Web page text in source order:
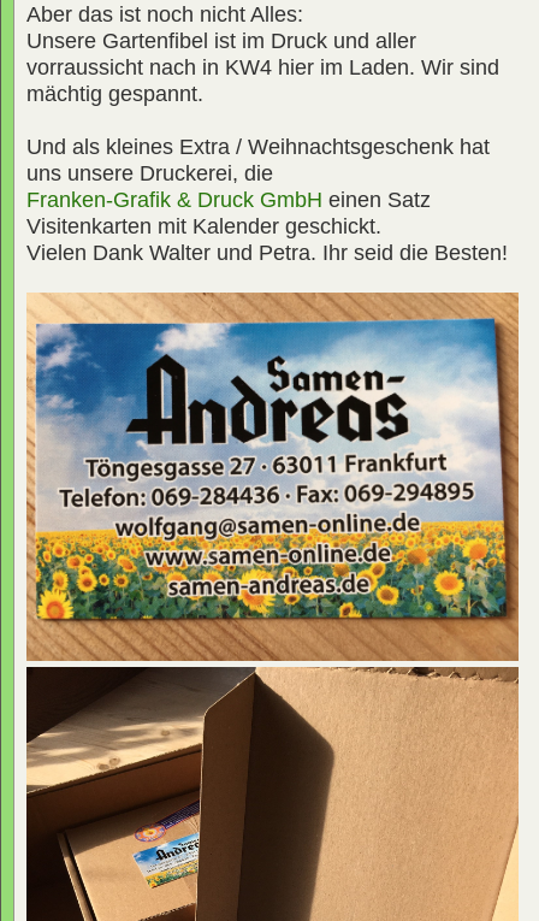
Aber das ist noch nicht Alles:
Unsere Gartenfibel ist im Druck und aller
vorraussicht nach in KW4 hier im Laden. Wir sind
mächtig gespannt.
Und als kleines Extra / Weihnachtsgeschenk hat
uns unsere Druckerei, die
Franken-Grafik & Druck GmbH einen Satz
Visitenkarten mit Kalender geschickt.
Vielen Dank Walter und Petra. Ihr seid die Besten!